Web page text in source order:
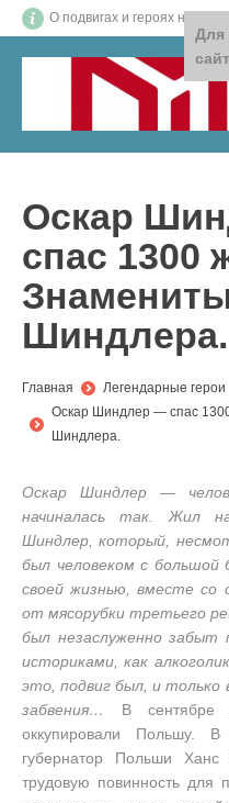
О подвигах и героях
Оскар
спас 1300
Шиндлера.
You are here:
Главная
Легендарные герои
Оскар Шиндлер — спас
Шиндлера.
Оскар Шиндлер —
начиналась так. Жил
Шиндлер, который,
был человеком с большой
своей жизнью, вместе со
от мясорубки третьего
был незаслуженно
историками, как
это, подвиг был, и
забвения… В сентябре
оккупировали Польшу.
губернатор Польши Ханс
трудовую повинность для
Для